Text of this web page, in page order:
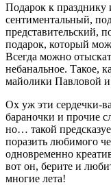
Подарок к
сентиментальный,
представительский,
подарок, который
Всегда можно
небанальное. Такое,
майолики Павловой
Ох уж эти сердечки-
бараночки и прочие
но… такой
поразить любимого
одновременно
вот он, берите и
многие лета!